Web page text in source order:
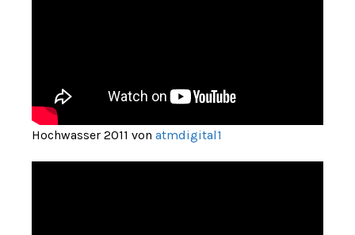
Hochwasser 2011 von atmdigital1